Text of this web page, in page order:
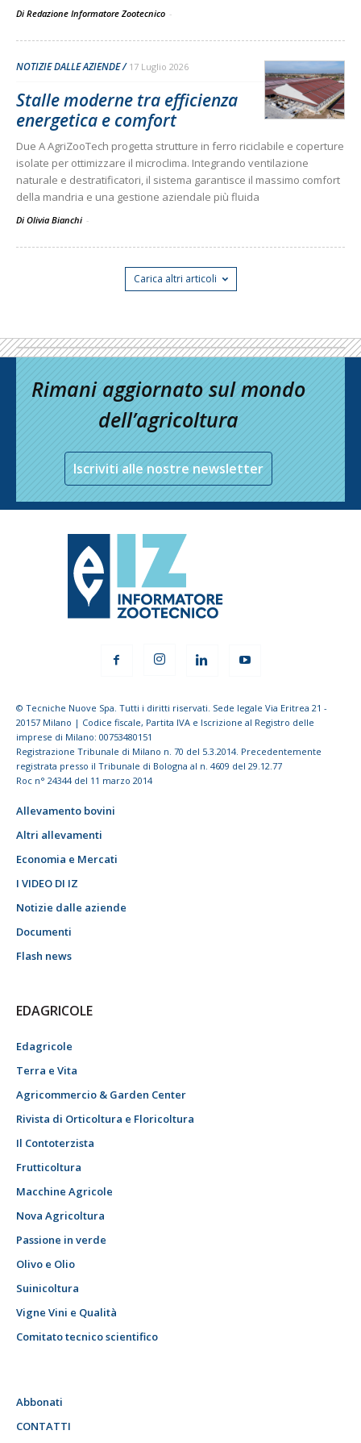
Di Redazione Informatore Zootecnico -
NOTIZIE DALLE AZIENDE 17 Luglio 2026
Stalle moderne tra efficienza
energetica e comfort
Due A AgriZooTech progetta strutture in ferro riciclabile e coperture
isolate per ottimizzare il microclima. Integrando ventilazione
naturale e destratificatori, il sistema garantisce il massimo comfort
della mandria e una gestione aziendale più fluida
Di Olivia Bianchi -
Carica altri articoli
Rimani aggiornato sul mondo
dell’agricoltura
Iscriviti alle nostre newsletter
© Tecniche Nuove Spa. Tutti i diritti riservati. Sede legale Via Eritrea 21 -
20157 Milano | Codice fiscale, Partita IVA e Iscrizione al Registro delle
imprese di Milano: 00753480151
Registrazione Tribunale di Milano n. 70 del 5.3.2014. Precedentemente
registrata presso il Tribunale di Bologna al n. 4609 del 29.12.77
Roc n° 24344 del 11 marzo 2014
Allevamento bovini
Altri allevamenti
Economia e Mercati
I VIDEO DI IZ
Notizie dalle aziende
Documenti
Flash news
EDAGRICOLE
Edagricole
Terra e Vita
Agricommercio & Garden Center
Rivista di Orticoltura e Floricoltura
Il Contoterzista
Frutticoltura
Macchine Agricole
Nova Agricoltura
Passione in verde
Olivo e Olio
Suinicoltura
Vigne Vini e Qualità
Comitato tecnico scientifico
Abbonati
CONTATTI